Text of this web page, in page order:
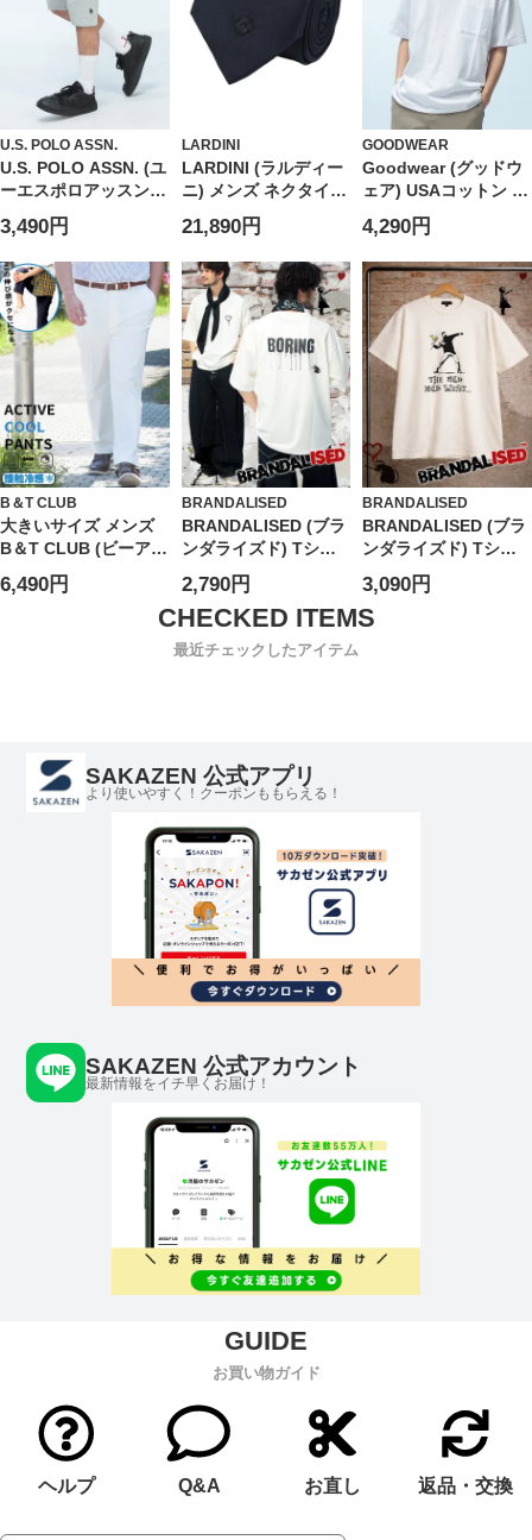
U.S. POLO ASSN.
U.S. POLO ASSN. (ユ
ーエスポロアッスン)
ショートパンツ 接触
冷感 ワンポイント ハ
ーフパンツ ボトムス
半ズボン シンプル ベ
ーシック 春 夏
PLM61503
3,490円
LARDINI
LARDINI (ラルディー
ニ) メンズ ネクタイ
シルク100％ フラワー
刺繍 タイ
LDCRC8AC64101
21,890円
GOODWEAR
Goodwear (グッドウ
ェア) USAコットン ポ
ケット クルーネック
半袖 Tシャツ BIG Tee
4,290円
B＆T CLUB
大きいサイズ メンズ
B＆T CLUB (ビーアン
ドティークラブ)
COOL ストレッチ 無
6,490円
BRANDALISED
BRANDALISED (ブラ
ンダライズド) Tシャ
ツ 半袖 接触冷感 UV
カット バンクシー ス
トレッチ クルーネッ
ク カットソー Love
Rat BR26SU03D12 ユ
2,790円
BRANDALISED
BRANDALISED (ブラ
ンダライズド) Tシャ
ツ 半袖 接触冷感 速乾
バンクシー クルーネ
ック カットソー Love
3,090円
最近チェックしたアイテム
SAKAZEN 公式アプリ
より使いやすく！クーポンももらえる！
SAKAZEN 公式アカウント
最新情報をイチ早くお届け！
お買い物ガイド
ヘルプ Q&A お直し 返品・交換